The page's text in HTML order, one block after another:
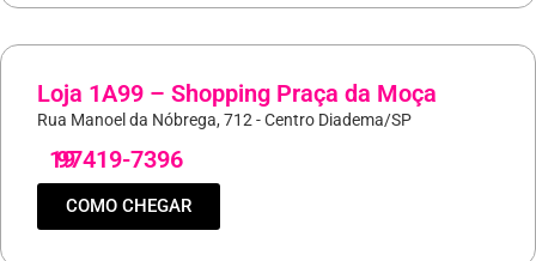
Loja 1A99 – Shopping Praça da Moça
Rua Manoel da Nóbrega, 712 - Centro Diadema/SP
19
97419-7396
COMO CHEGAR